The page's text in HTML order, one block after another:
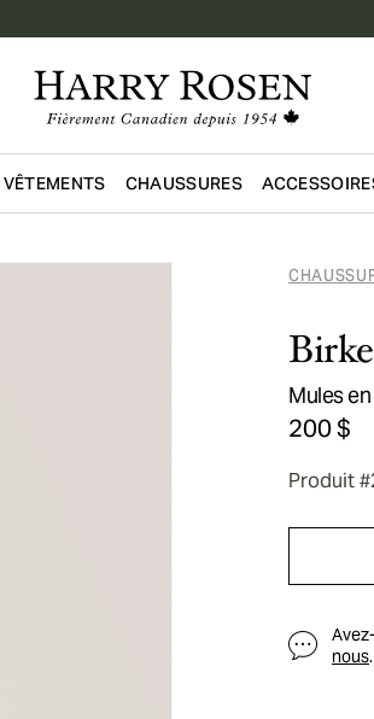
Passer au contenu
VÊTEMENTS CHAUSSURES
Mules
200 $
Produit
nous.